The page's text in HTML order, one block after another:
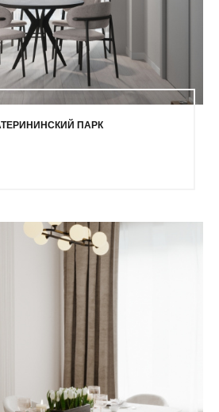
ПАРК